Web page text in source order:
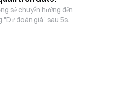
sẽ chuyển hướng đến
"Dự đoán giá" sau 5s.